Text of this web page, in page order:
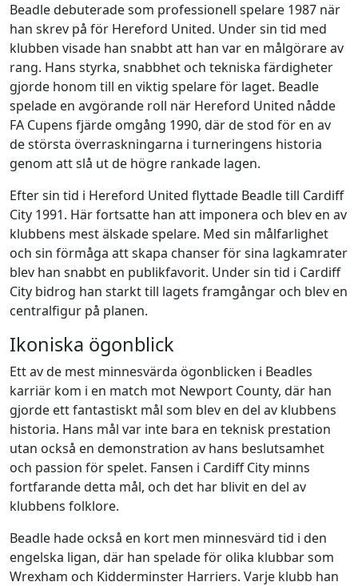
Beadle debuterade som professionell spelare 1987 när
han skrev på för Hereford United. Under sin tid med
klubben visade han snabbt att han var en målgörare av
rang. Hans styrka, snabbhet och tekniska färdigheter
gjorde honom till en viktig spelare för laget. Beadle
spelade en avgörande roll när Hereford United nådde
FA Cupens fjärde omgång 1990, där de stod för en av
de största överraskningarna i turneringens historia
genom att slå ut de högre rankade lagen.
Efter sin tid i Hereford United flyttade Beadle till Cardiff
City 1991. Här fortsatte han att imponera och blev en av
klubbens mest älskade spelare. Med sin målfarlighet
och sin förmåga att skapa chanser för sina lagkamrater
blev han snabbt en publikfavorit. Under sin tid i Cardiff
City bidrog han starkt till lagets framgångar och blev en
centralfigur på planen.
Ikoniska ögonblick
Ett av de mest minnesvärda ögonblicken i Beadles
karriär kom i en match mot Newport County, där han
gjorde ett fantastiskt mål som blev en del av klubbens
historia. Hans mål var inte bara en teknisk prestation
utan också en demonstration av hans beslutsamhet
och passion för spelet. Fansen i Cardiff City minns
fortfarande detta mål, och det har blivit en del av
klubbens folklore.
Beadle hade också en kort men minnesvärd tid i den
engelska ligan, där han spelade för olika klubbar som
Wrexham och Kidderminster Harriers. Varje klubb han